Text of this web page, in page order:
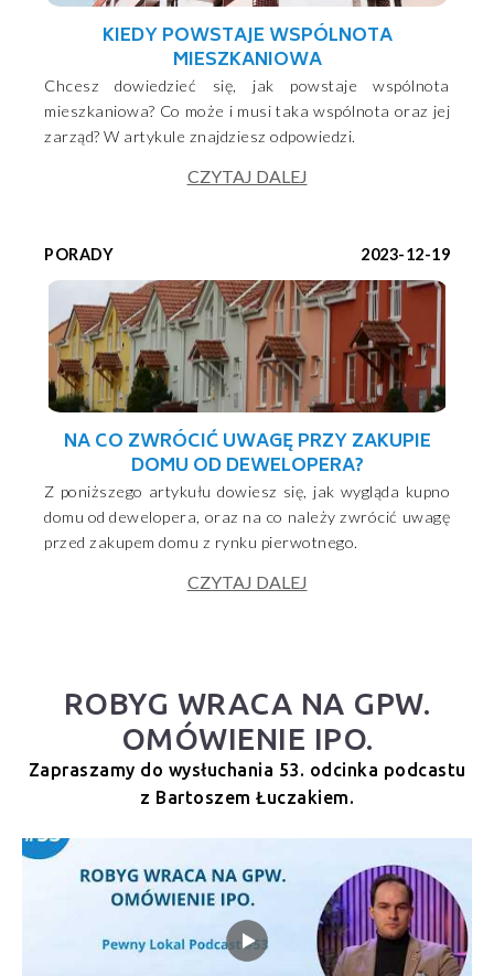
KIEDY POWSTAJE WSPÓLNOTA
MIESZKANIOWA
Chcesz dowiedzieć się, jak powstaje wspólnota
mieszkaniowa? Co może i musi taka wspólnota oraz jej
zarząd? W artykule znajdziesz odpowiedzi.
CZYTAJ DALEJ
PORADY 2023-12-19
NA CO ZWRÓCIĆ UWAGĘ PRZY ZAKUPIE
DOMU OD DEWELOPERA?
Z poniższego artykułu dowiesz się, jak wygląda kupno
domu od dewelopera, oraz na co należy zwrócić uwagę
przed zakupem domu z rynku pierwotnego.
CZYTAJ DALEJ
ROBYG WRACA NA GPW.
OMÓWIENIE IPO.
Zapraszamy do wysłuchania 53. odcinka podcastu
z Bartoszem Łuczakiem.